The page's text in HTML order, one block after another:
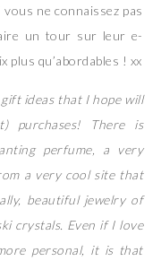
ne connaissez pas
un tour sur leur e-
plus qu’abordables ! xx
ideas that I hope will
There is
perfume, a very
a very cool site that
beautiful jewelry of
crystals. Even if I love
personal, it is that